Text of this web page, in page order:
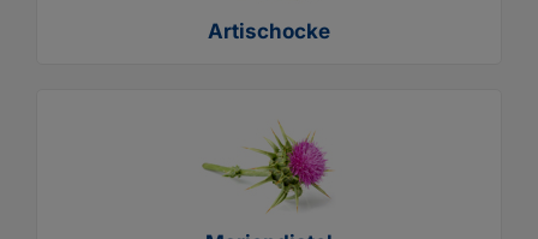
Artischocke